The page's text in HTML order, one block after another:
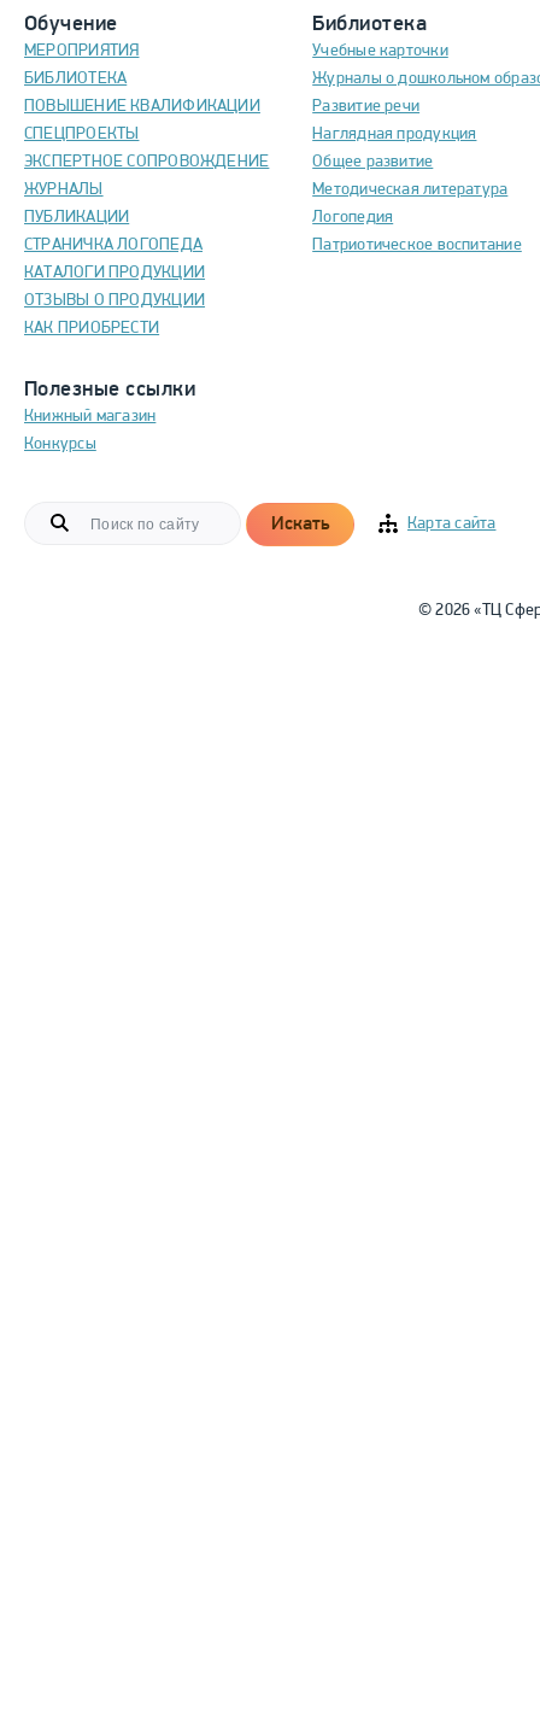
Обучение
МЕРОПРИЯТИЯ
БИБЛИОТЕКА
ПОВЫШЕНИЕ КВАЛИФИКАЦИИ
СПЕЦПРОЕКТЫ
ЭКСПЕРТНОЕ СОПРОВОЖДЕНИЕ
ЖУРНАЛЫ
ПУБЛИКАЦИИ
СТРАНИЧКА ЛОГОПЕДА
КАТАЛОГИ ПРОДУКЦИИ
ОТЗЫВЫ О ПРОДУКЦИИ
КАК ПРИОБРЕСТИ
Полезные ссылки
Книжный магазин
Конкурсы
Библиотека
Учебные карточки
Журналы о дошкольном
Развитие речи
Наглядная продукция
Общее развитие
Методическая литература
Логопедия
Патриотическое воспитание
Искать Карта сайта
© 2026 «ТЦ